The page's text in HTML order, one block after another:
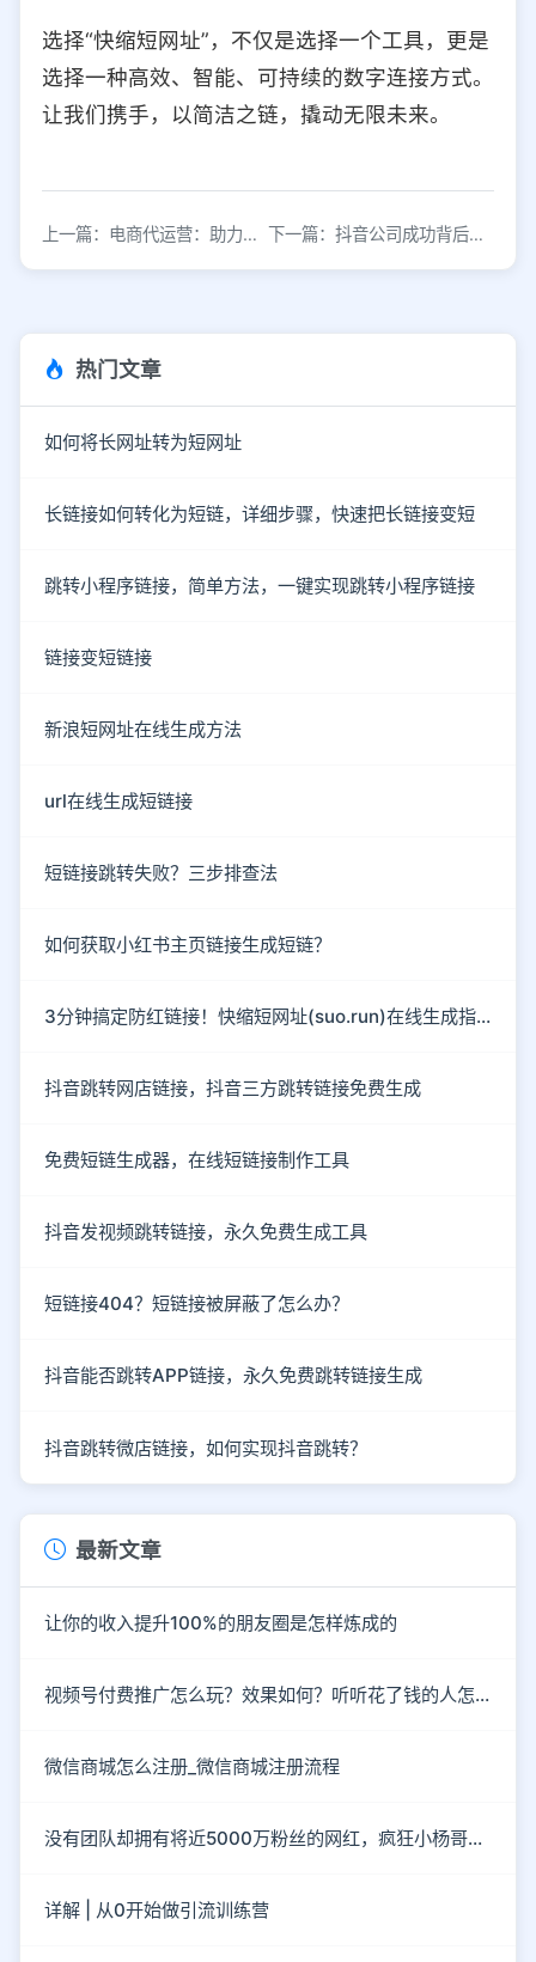
选择“快缩短网址”，不仅是选择一个工具，更是
选择一种高效、智能、可持续的数字连接方式。
让我们携手，以简洁之链，撬动无限未来。
上一篇：电商代运营：助力企业转型升级的高效路径 下一篇：抖音公司成功背后的秘密：持续迭代与体验优化
热门文章
如何将长网址转为短网址
长链接如何转化为短链，详细步骤，快速把长链接变短
跳转小程序链接，简单方法，一键实现跳转小程序链接
链接变短链接
新浪短网址在线生成方法
url在线生成短链接
短链接跳转失败？三步排查法
如何获取小红书主页链接生成短链？
3分钟搞定防红链接！快缩短网址(suo.run)在线生成指南
抖音跳转网店链接，抖音三方跳转链接免费生成
免费短链生成器，在线短链接制作工具
抖音发视频跳转链接，永久免费生成工具
短链接404？短链接被屏蔽了怎么办？
抖音能否跳转APP链接，永久免费跳转链接生成
抖音跳转微店链接，如何实现抖音跳转？
最新文章
让你的收入提升100%的朋友圈是怎样炼成的
视频号付费推广怎么玩？效果如何？听听花了钱的人怎么说？
微信商城怎么注册_微信商城注册流程
没有团队却拥有将近5000万粉丝的网红，疯狂小杨哥到底有“多疯狂”？
详解 | 从0开始做引流训练营